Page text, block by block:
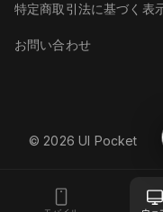
特定商取引法に基づく表
お問い合わせ
©︎ 2026 UI Pocket